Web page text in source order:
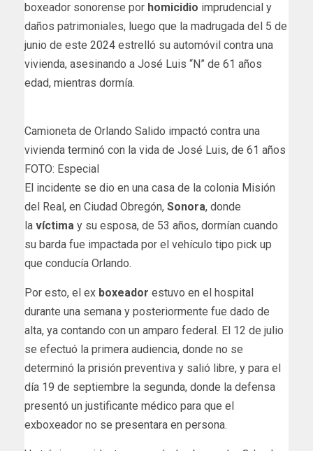
boxeador sonorense por homicidio imprudencial y
daños patrimoniales, luego que la madrugada del 5 de
junio de este 2024 estrelló su automóvil contra una
vivienda, asesinando a José Luis “N” de 61 años
edad, mientras dormía.
Camioneta de Orlando Salido impactó contra una
vivienda terminó con la vida de José Luis, de 61 años
FOTO: Especial
El incidente se dio en una casa de la colonia Misión
del Real, en Ciudad Obregón, Sonora, donde
la víctima y su esposa, de 53 años, dormían cuando
su barda fue impactada por el vehículo tipo pick up
que conducía Orlando.
Por esto, el ex boxeador estuvo en el hospital
durante una semana y posteriormente fue dado de
alta, ya contando con un amparo federal. El 12 de julio
se efectuó la primera audiencia, donde no se
determinó la prisión preventiva y salió libre, y para el
día 19 de septiembre la segunda, donde la defensa
presentó un justificante médico para que el
exboxeador no se presentara en persona.